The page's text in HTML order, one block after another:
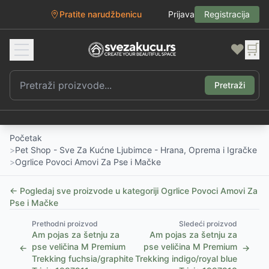
Pratite narudžbenicu Prijava Registracija
❤️ 🛒
Pretraži
Početak
>Pet Shop - Sve Za Kućne Ljubimce - Hrana, Oprema i Igračke
>Ogrlice Povoci Amovi Za Pse i Mačke
← Pogledaj sve proizvode u kategoriji Ogrlice Povoci Amovi Za
Pse i Mačke
←
Prethodni proizvod
Am pojas za šetnju za
pse veličina M Premium
Trekking fuchsia/graphite
Sledeći proizvod
Am pojas za šetnju za
pse veličina M Premium
Trekking indigo/royal blue
→